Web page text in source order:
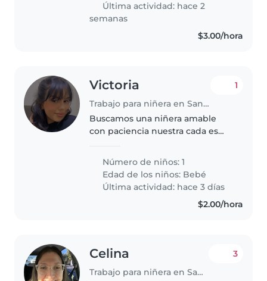
Última actividad: hace 2
semanas
$3.00/hora
Victoria
Trabajo para niñera en Santa Tecla
1
Buscamos una niñera amable
con paciencia nuestra cada es
tres ambos trabajamos de noche
nuestro dia fijo es sabado y
domingo de descanso Nuestra
bebe tiene..
Número de niños: 1
Edad de los niños: Bebé
Última actividad: hace 3 días
$2.00/hora
Celina
Trabajo para niñera en Santa Tecla
3